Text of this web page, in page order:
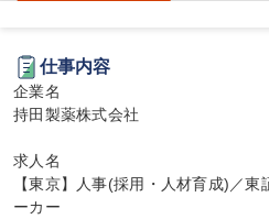
仕事内容
企業名
持田製薬株式会社
求人名
【東京】人事(採用・人材育成)／
ーカー